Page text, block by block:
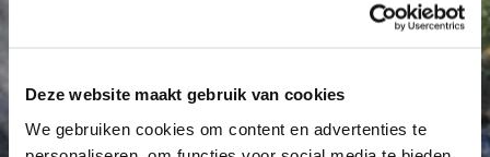
Deze website maakt gebruik van cookies
We gebruiken cookies om content en advertenties te